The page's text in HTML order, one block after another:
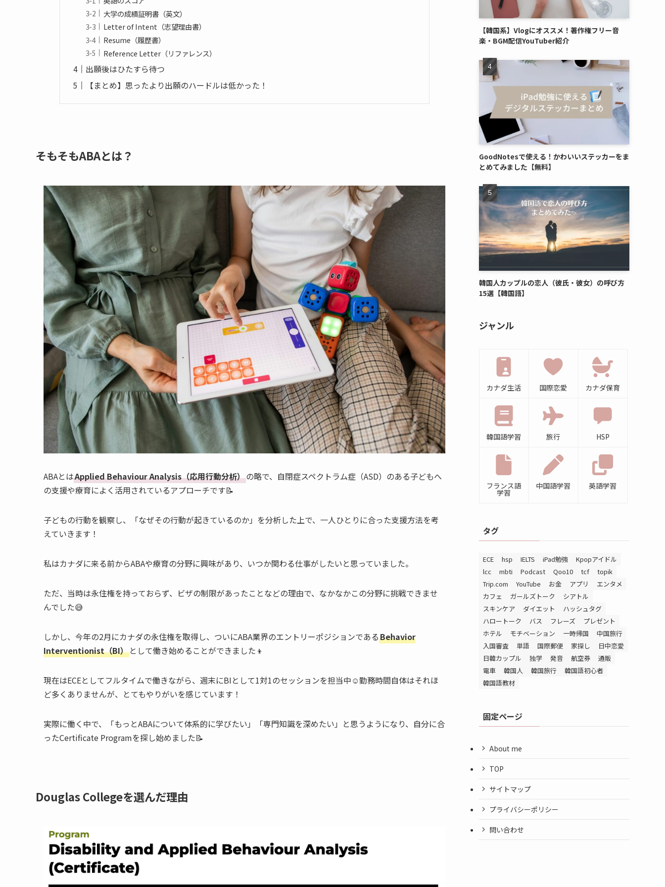
大学の成績証明書（英文）
Letter of Intent（志望理由書）
Resume（履歴書）
Reference Letter（リファレンス）
出願後はひたすら待つ
【まとめ】思ったより出願のハードルは低かった！
そもそもABAとは？
ABAとはApplied Behaviour Analysis（応用行動分析）の略で、自閉症スペクトラム症（ASD）のある子どもへ
の支援や療育によく活用されているアプローチです📝
子どもの行動を観察し、「なぜその行動が起きているのか」を分析した上で、一人ひとりに合った支援方法を考
えていきます！
私はカナダに来る前からABAや療育の分野に興味があり、いつか関わる仕事がしたいと思っていました。
ただ、当時は永住権を持っておらず、ビザの制限があったことなどの理由で、なかなかこの分野に挑戦できませ
んでした😅
しかし、今年の2月にカナダの永住権を取得し、ついにABA業界のエントリーポジションであるBehavior
Interventionist（BI） として働き始めることができました👦
現在はECEとしてフルタイムで働きながら、週末にBIとして1対1のセッションを担当中☺️勤務時間自体はそれほ
ど多くありませんが、とてもやりがいを感じています！
実際に働く中で、「もっとABAについて体系的に学びたい」「専門知識を深めたい」と思うようになり、自分に合
ったCertificate Programを探し始めました📝
Douglas Collegeを選んだ理由
【韓国系】Vlogにオススメ！著作権フリー音
楽・BGM配信YouTuber紹介
GoodNotesで使える！かわいいステッカーをま
とめてみました【無料】
韓国人カップルの恋人（彼氏・彼女）の呼び方
15選【韓国語】
ジャンル
カナダ生活 国際恋愛 カナダ保育
韓国語学習 旅行 HSP
フランス語
学習
中国語学習 英語学習
タグ
ECE hsp IELTS iPad勉強
Kpopアイドル
lcc
mbti Podcast Qoo10 tcf
topik
Trip.com
YouTube お金 アプリ
エンタメ
カフェ
ガールズトーク
シアトル
スキンケア
ダイエット
ハッシュタグ
ハロートーク
バス フレーズ
プレゼント
ホテル
モチベーション 一時帰国
中国旅行
入国審査
単語 国際郵便 家探し
日中恋愛
日韓カップル
独学 発音 航空券
通販
電車
韓国人 韓国旅行
韓国語初心者
韓国語教材
固定ページ
About me
TOP
サイトマップ
プライバシーポリシー
問い合わせ